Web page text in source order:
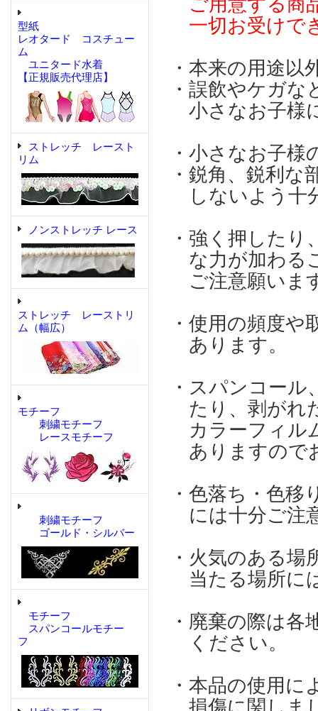
型紙
レオタード コスチュー
ム
ユニタード水着
【正規販売代理店】
ストレッチ レースト
リム
ノンストレッチ レース
ストレッチ レーストリ
ム（幅広）
モチーフ
刺繍モチーフ
レースモチーフ
刺繍モチーフ
ゴールド・シルバー
モチーフ
スパンコールモチー
フ
一切お受けで
・本来の用途
・誤飲やケガ
小さなお子様
・小さなお子
・鋭角、鋭利
しないよう十
・強く押した
な力が加わる
ご注意願いま
・使用の頻度
あります。
・スパンコー
たり、剥がれ
カラーフィル
ありますので
・色落ち・色
には十分ご注
・火気のある場
当たる場所に
・廃棄の際は各
ください。
・本品の使用
損傷に関しま